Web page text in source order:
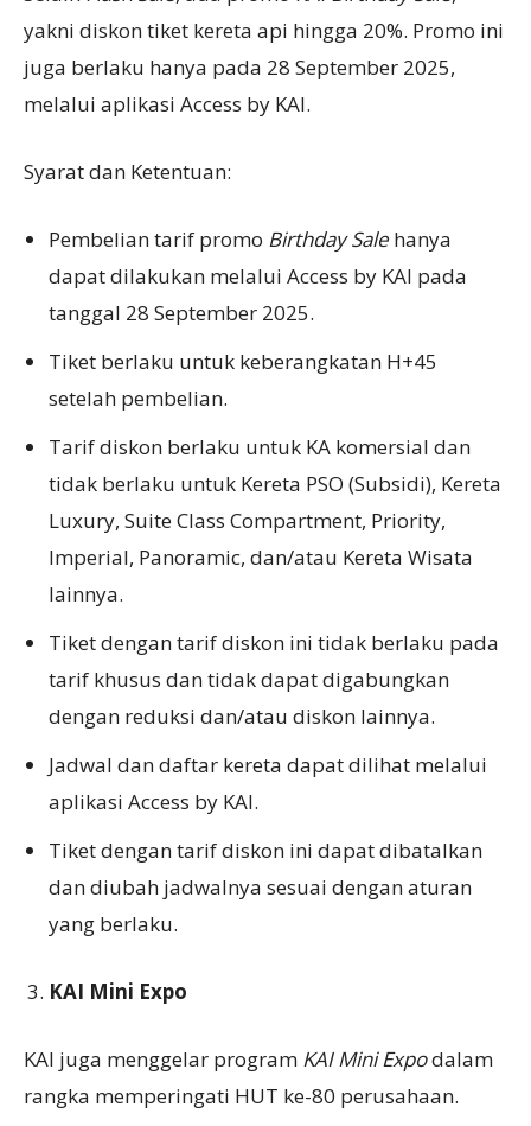
yakni diskon tiket kereta api hingga 20%. Promo ini
juga berlaku hanya pada 28 September 2025,
melalui aplikasi Access by KAI.
Syarat dan Ketentuan:
Pembelian tarif promo Birthday Sale hanya
dapat dilakukan melalui Access by KAI pada
tanggal 28 September 2025.
Tiket berlaku untuk keberangkatan H+45
setelah pembelian.
Tarif diskon berlaku untuk KA komersial dan
tidak berlaku untuk Kereta PSO (Subsidi), Kereta
Luxury, Suite Class Compartment, Priority,
Imperial, Panoramic, dan/atau Kereta Wisata
lainnya.
Tiket dengan tarif diskon ini tidak berlaku pada
tarif khusus dan tidak dapat digabungkan
dengan reduksi dan/atau diskon lainnya.
Jadwal dan daftar kereta dapat dilihat melalui
aplikasi Access by KAI.
Tiket dengan tarif diskon ini dapat dibatalkan
dan diubah jadwalnya sesuai dengan aturan
yang berlaku.
KAI Mini Expo
KAI juga menggelar program KAI Mini Expodalam
rangka memperingati HUT ke-80 perusahaan.